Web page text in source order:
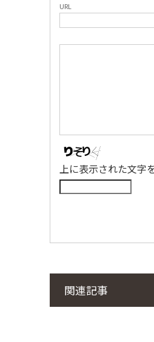
URL
上に表示された文字
関連記事